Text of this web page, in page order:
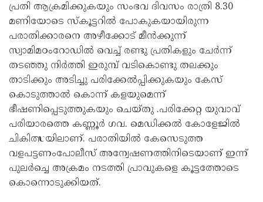
പ്രതി ആക്രമിക്കുകയും സംഭവ ദിവസം രാത്രി 8.30
മണിയോടെ സ്കൂട്ടറിൽ പോകുകയായിരുന്ന
പരാതിക്കാരനെ അഴീക്കോട് മീൻക്കുന്ന്
സ്വാമിമഠംറോഡിൽ വെച്ച് രണ്ടു പ്രതികളും ചേർന്ന്
തടഞ്ഞു നിർത്തി ഇരുമ്പ് വടികൊണ്ടു തലക്കും
താടിക്കും അടിച്ചു പരിക്കേൽപ്പിക്കുകയും കേസ്
കൊടുത്താൽ കൊന്ന് കളയുമെന്ന്
ഭീഷണിപ്പെടുത്തുകയും ചെയ്തു .പരിക്കേറ്റ യുവാവ്
പരിയാരത്തെ കണ്ണൂർ ഗവ. മെഡിക്കൽ കോളേജിൽ
ചികിത്സയിലാണ്. പരാതിയിൽ കേസെടുത്ത
വളപട്ടണംപോലീസ് അന്വേഷണത്തിനിടെയാണ് ഇന്ന്
പുലർച്ചെ അക്രമം നടത്തി പ്രാവുകളെ കൂട്ടത്തോടെ
കൊന്നൊടുക്കിയത്.